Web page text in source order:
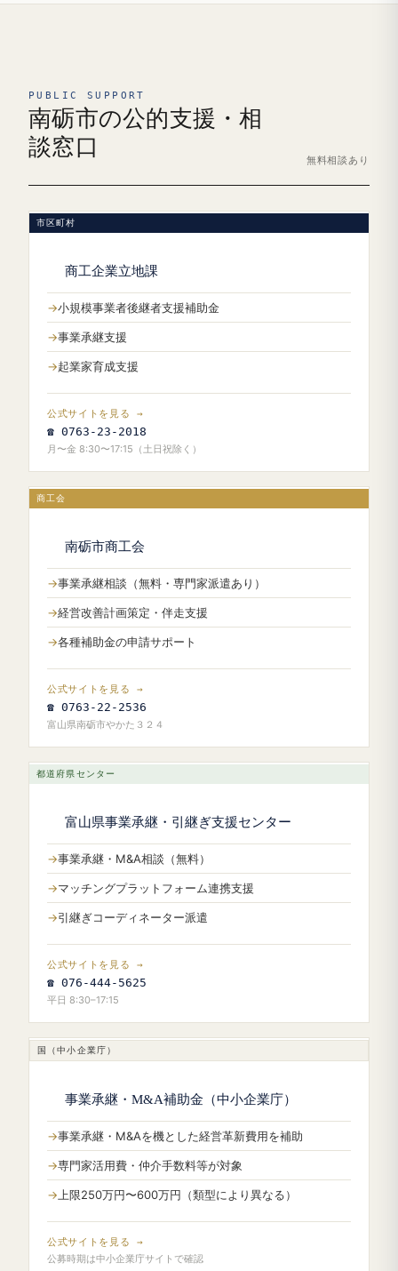
PUBLIC SUPPORT
南砺市の公的支援・相
談窓口
無料相談あり
市区町村
商工企業立地課
小規模事業者後継者支援補助金
事業承継支援
起業家育成支援
公式サイトを見る →
☎ 0763-23-2018
月〜金 8:30〜17:15（土日祝除く）
商工会
南砺市商工会
事業承継相談（無料・専門家派遣あり）
経営改善計画策定・伴走支援
各種補助金の申請サポート
公式サイトを見る →
☎ 0763-22-2536
富山県南砺市やかた３２４
都道府県センター
富山県事業承継・引継ぎ支援センター
事業承継・M&A相談（無料）
マッチングプラットフォーム連携支援
引継ぎコーディネーター派遣
公式サイトを見る →
☎ 076-444-5625
平日 8:30–17:15
国（中小企業庁）
事業承継・M&A補助金（中小企業庁）
事業承継・M&Aを機とした経営革新費用を補助
専門家活用費・仲介手数料等が対象
上限250万円〜600万円（類型により異なる）
公式サイトを見る →
公募時期は中小企業庁サイトで確認